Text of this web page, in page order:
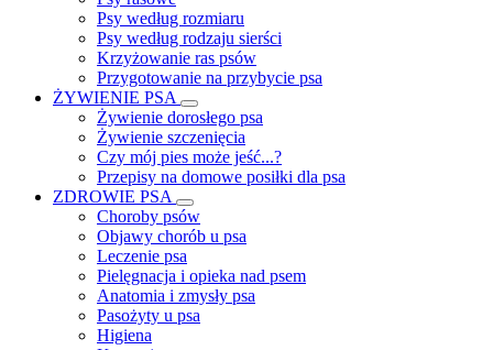
Psy według rozmiaru
Psy według rodzaju sierści
Krzyżowanie ras psów
Przygotowanie na przybycie psa
ŻYWIENIE PSA
Żywienie dorosłego psa
Żywienie szczenięcia
Czy mój pies może jeść...?
Przepisy na domowe posiłki dla psa
ZDROWIE PSA
Choroby psów
Objawy chorób u psa
Leczenie psa
Pielęgnacja i opieka nad psem
Anatomia i zmysły psa
Pasożyty u psa
Higiena